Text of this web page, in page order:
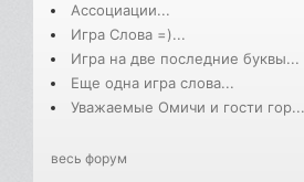
Ассоциации...
Игра Слова =)...
Игра на две последние буквы...
Еще одна игра слова...
Уважаемые Омичи и гости гор...
весь форум